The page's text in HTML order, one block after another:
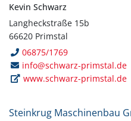
Kevin Schwarz
Langheckstraße 15b
66620 Primstal
06875/1769
info@schwarz-primstal.de
www.schwarz-primstal.de
Steinkrug Maschinenbau